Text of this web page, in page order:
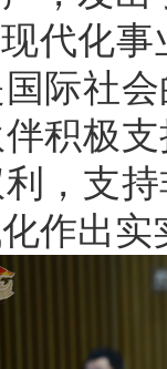
代化
际社
积极
，支
作出实